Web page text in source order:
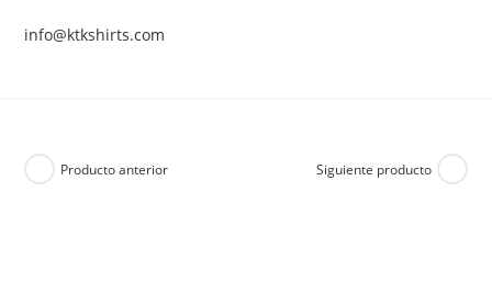
info@ktkshirts.com
Producto anterior Siguiente producto